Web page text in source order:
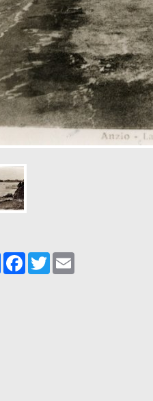
Share Facebook
Twitter